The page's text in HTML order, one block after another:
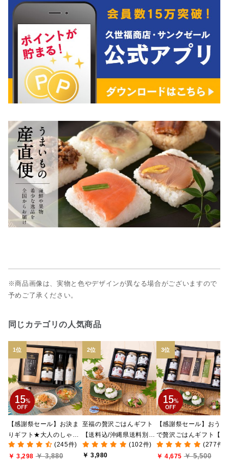
※商品画像は、実物と色やデザインが異なる場合がございますので
予めご了承ください。
同じカテゴリの人気商品
【感謝祭セール】お決ま
りギフト★大人のしゃけ
しゃけめんたい入り【送
料込/沖縄県送料別途】
(245件)
￥ 3,298 ￥ 3,880
至福の贅沢ごはんギフト
【送料込/沖縄県送料別
途】【化粧箱包装付/オン
ライン限定】
(102件)
￥ 3,980
【感謝祭セール】おうち
で贅沢ごはんギフト【送
料無料/沖縄県送料別途】
【化粧箱包装付/オンライ
(277件)
￥ 4,675 ￥ 5,500